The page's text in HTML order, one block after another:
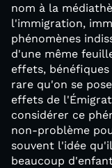
nom à la
l'immigration,
phénomènes
d'une même
effets,
rare qu'on se
effets de
considérer ce
non-problème
souvent l'idée
beaucoup